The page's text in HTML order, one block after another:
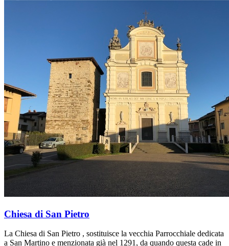
Chiesa di San Pietro
La Chiesa di San Pietro , sostituisce la vecchia Parrocchiale dedicata
a San Martino e menzionata già nel 1291, da quando questa cade in